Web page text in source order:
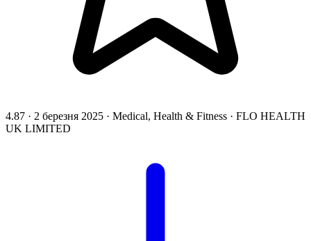
4.87 · 2 березня 2025 · Medical, Health & Fitness · FLO HEALTH
UK LIMITED